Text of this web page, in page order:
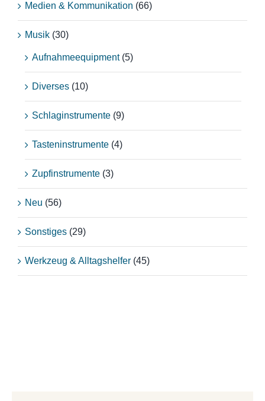
Medien & Kommunikation (66)
Musik (30)
Aufnahmeequipment (5)
Diverses (10)
Schlaginstrumente (9)
Tasteninstrumente (4)
Zupfinstrumente (3)
Neu (56)
Sonstiges (29)
Werkzeug & Alltagshelfer (45)